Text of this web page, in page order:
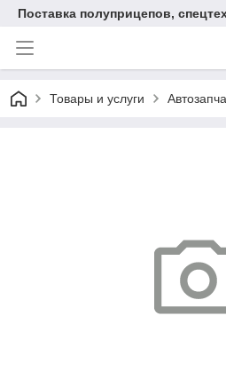
Поставка полуприцепов,
Товары и услуги